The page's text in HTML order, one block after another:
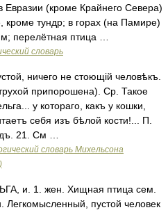
Евразии (кроме Крайнего Севера)
тундр; в горах (на Памире)
перелётная птица …
словарь
ничего не стоющій человѣкъ.
припорошена). Ср. Такое
у котораго, какъ у кошки,
себя изъ бѣлой кости!... П.
21. См …
словарь Михельсона
и. 1. жен. Хищная птица сем.
пустой человек